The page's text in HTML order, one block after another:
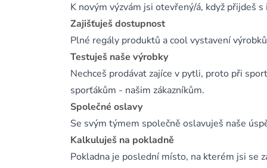
K novým výzvám jsi otevřený/á, když přijdeš
Zajišťuješ dostupnost
Plné regály produktů a cool vystavení
Testuješ naše výrobky
Nechceš prodávat zajíce v pytli, proto při
sporťákům - našim zákazníkům.
Společné oslavy
Se svým týmem společně oslavuješ naše
Kalkuluješ na pokladně
Pokladna je poslední místo, na kterém jsi se